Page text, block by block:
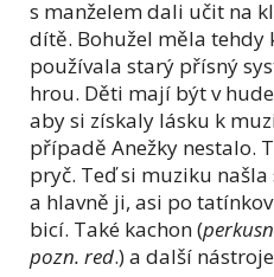
s manželem dali učit na
dítě. Bohužel měla tehdy
používala starý přísný
hrou. Děti mají být v
aby si získaly lásku k
případě Anežky nestalo.
pryč. Teď si muziku
a hlavně ji, asi po
bicí. Také kachon (
pozn. red.) a další